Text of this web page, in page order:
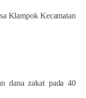
Klampok Kecamatan
dana zakat pada 40